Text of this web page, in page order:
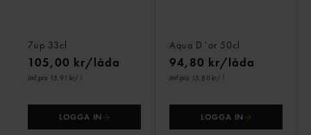
7up 33cl
105,00 kr/låda
Jmf.pris 15,91 kr/ l
LOGGA IN
Aqua D´or 50cl
94,80 kr/låda
Jmf.pris 15,80 kr/ l
LOGGA IN